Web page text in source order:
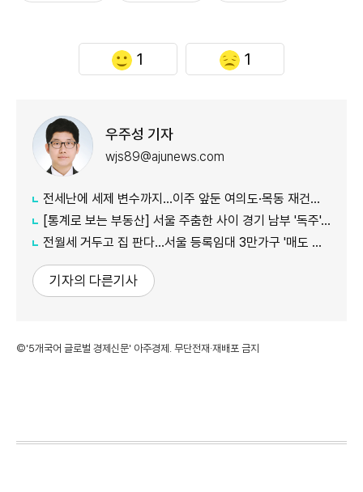
1 1
우주성 기자
wjs89@ajunews.com
전세난에 세제 변수까지…이주 앞둔 여의도·목동 재건축 '비상'
[통계로 보는 부동산] 서울 주춤한 사이 경기 남부 '독주'…세제 개편에 실수요 이동 빨라지나
전월세 거두고 집 판다…서울 등록임대 3만가구 '매도 기로'
기자의 다른기사
©'5개국어 글로벌 경제신문' 아주경제. 무단전재·재배포 금지